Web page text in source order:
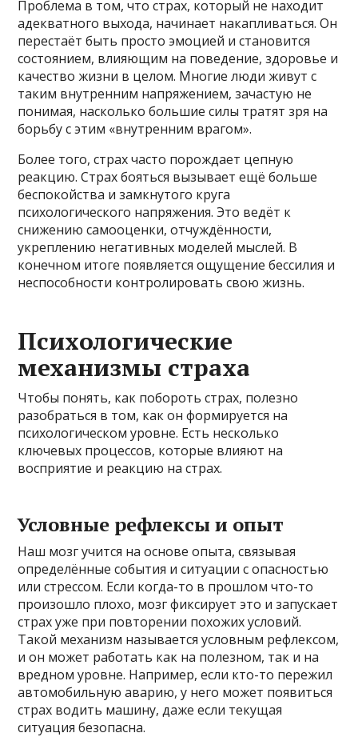
Проблема в том, что страх, который не находит
адекватного выхода, начинает накапливаться. Он
перестаёт быть просто эмоцией и становится
состоянием, влияющим на поведение, здоровье и
качество жизни в целом. Многие люди живут с
таким внутренним напряжением, зачастую не
понимая, насколько большие силы тратят зря на
борьбу с этим «внутренним врагом».
Более того, страх часто порождает цепную
реакцию. Страх бояться вызывает ещё больше
беспокойства и замкнутого круга
психологического напряжения. Это ведёт к
снижению самооценки, отчуждённости,
укреплению негативных моделей мыслей. В
конечном итоге появляется ощущение бессилия и
неспособности контролировать свою жизнь.
Психологические
механизмы страха
Чтобы понять, как побороть страх, полезно
разобраться в том, как он формируется на
психологическом уровне. Есть несколько
ключевых процессов, которые влияют на
восприятие и реакцию на страх.
Условные рефлексы и опыт
Наш мозг учится на основе опыта, связывая
определённые события и ситуации с опасностью
или стрессом. Если когда-то в прошлом что-то
произошло плохо, мозг фиксирует это и запускает
страх уже при повторении похожих условий.
Такой механизм называется условным рефлексом,
и он может работать как на полезном, так и на
вредном уровне. Например, если кто-то пережил
автомобильную аварию, у него может появиться
страх водить машину, даже если текущая
ситуация безопасна.